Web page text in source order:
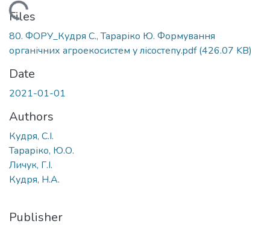
Loading...
Files
80. ФОРУ_Кудря С., Тараріко Ю. Формування
органічних агроекосистем у лісостепу.pdf(426.07 KB)
Date
2021-01-01
Authors
Кудря, С.І.
Тараріко, Ю.О.
Личук, Г.І.
Кудря, Н.А.
Publisher